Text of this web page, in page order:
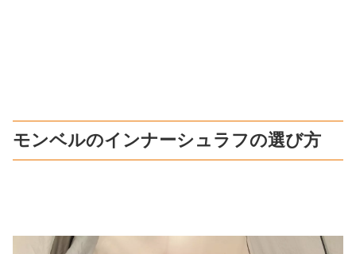
モンベルのインナーシュラフの選び方